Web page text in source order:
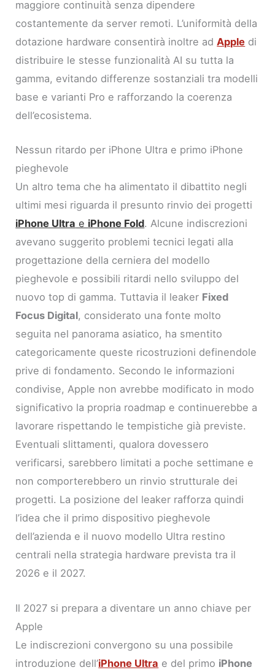
maggiore continuità senza dipendere
costantemente da server remoti. L’uniformità della
dotazione hardware consentirà inoltre adApple di
distribuire le stesse funzionalità AI su tutta la
gamma, evitando differenze sostanziali tra modelli
base e varianti Pro e rafforzando la coerenza
dell’ecosistema.
Nessun ritardo per iPhone Ultra e primo iPhone
pieghevole
Un altro tema che ha alimentato il dibattito negli
ultimi mesi riguarda il presunto rinvio dei progetti
iPhone Ultra e iPhone Fold. Alcune indiscrezioni
avevano suggerito problemi tecnici legati alla
progettazione della cerniera del modello
pieghevole e possibili ritardi nello sviluppo del
nuovo top di gamma. Tuttavia il leaker Fixed
Focus Digital, considerato una fonte molto
seguita nel panorama asiatico, ha smentito
categoricamente queste ricostruzioni definendole
prive di fondamento. Secondo le informazioni
condivise, Apple non avrebbe modificato in modo
significativo la propria roadmap e continuerebbe a
lavorare rispettando le tempistiche già previste.
Eventuali slittamenti, qualora dovessero
verificarsi, sarebbero limitati a poche settimane e
non comporterebbero un rinvio strutturale dei
progetti. La posizione del leaker rafforza quindi
l’idea che il primo dispositivo pieghevole
dell’azienda e il nuovo modello Ultra restino
centrali nella strategia hardware prevista tra il
2026 e il 2027.
Il 2027 si prepara a diventare un anno chiave per
Apple
Le indiscrezioni convergono su una possibile
introduzione dell’iPhone Ultra e del primo iPhone